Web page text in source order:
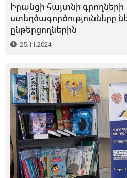
Իրանցի հայտնի գրողների
ստեղծագործությունները
ընթերցողներին
25.11.2024